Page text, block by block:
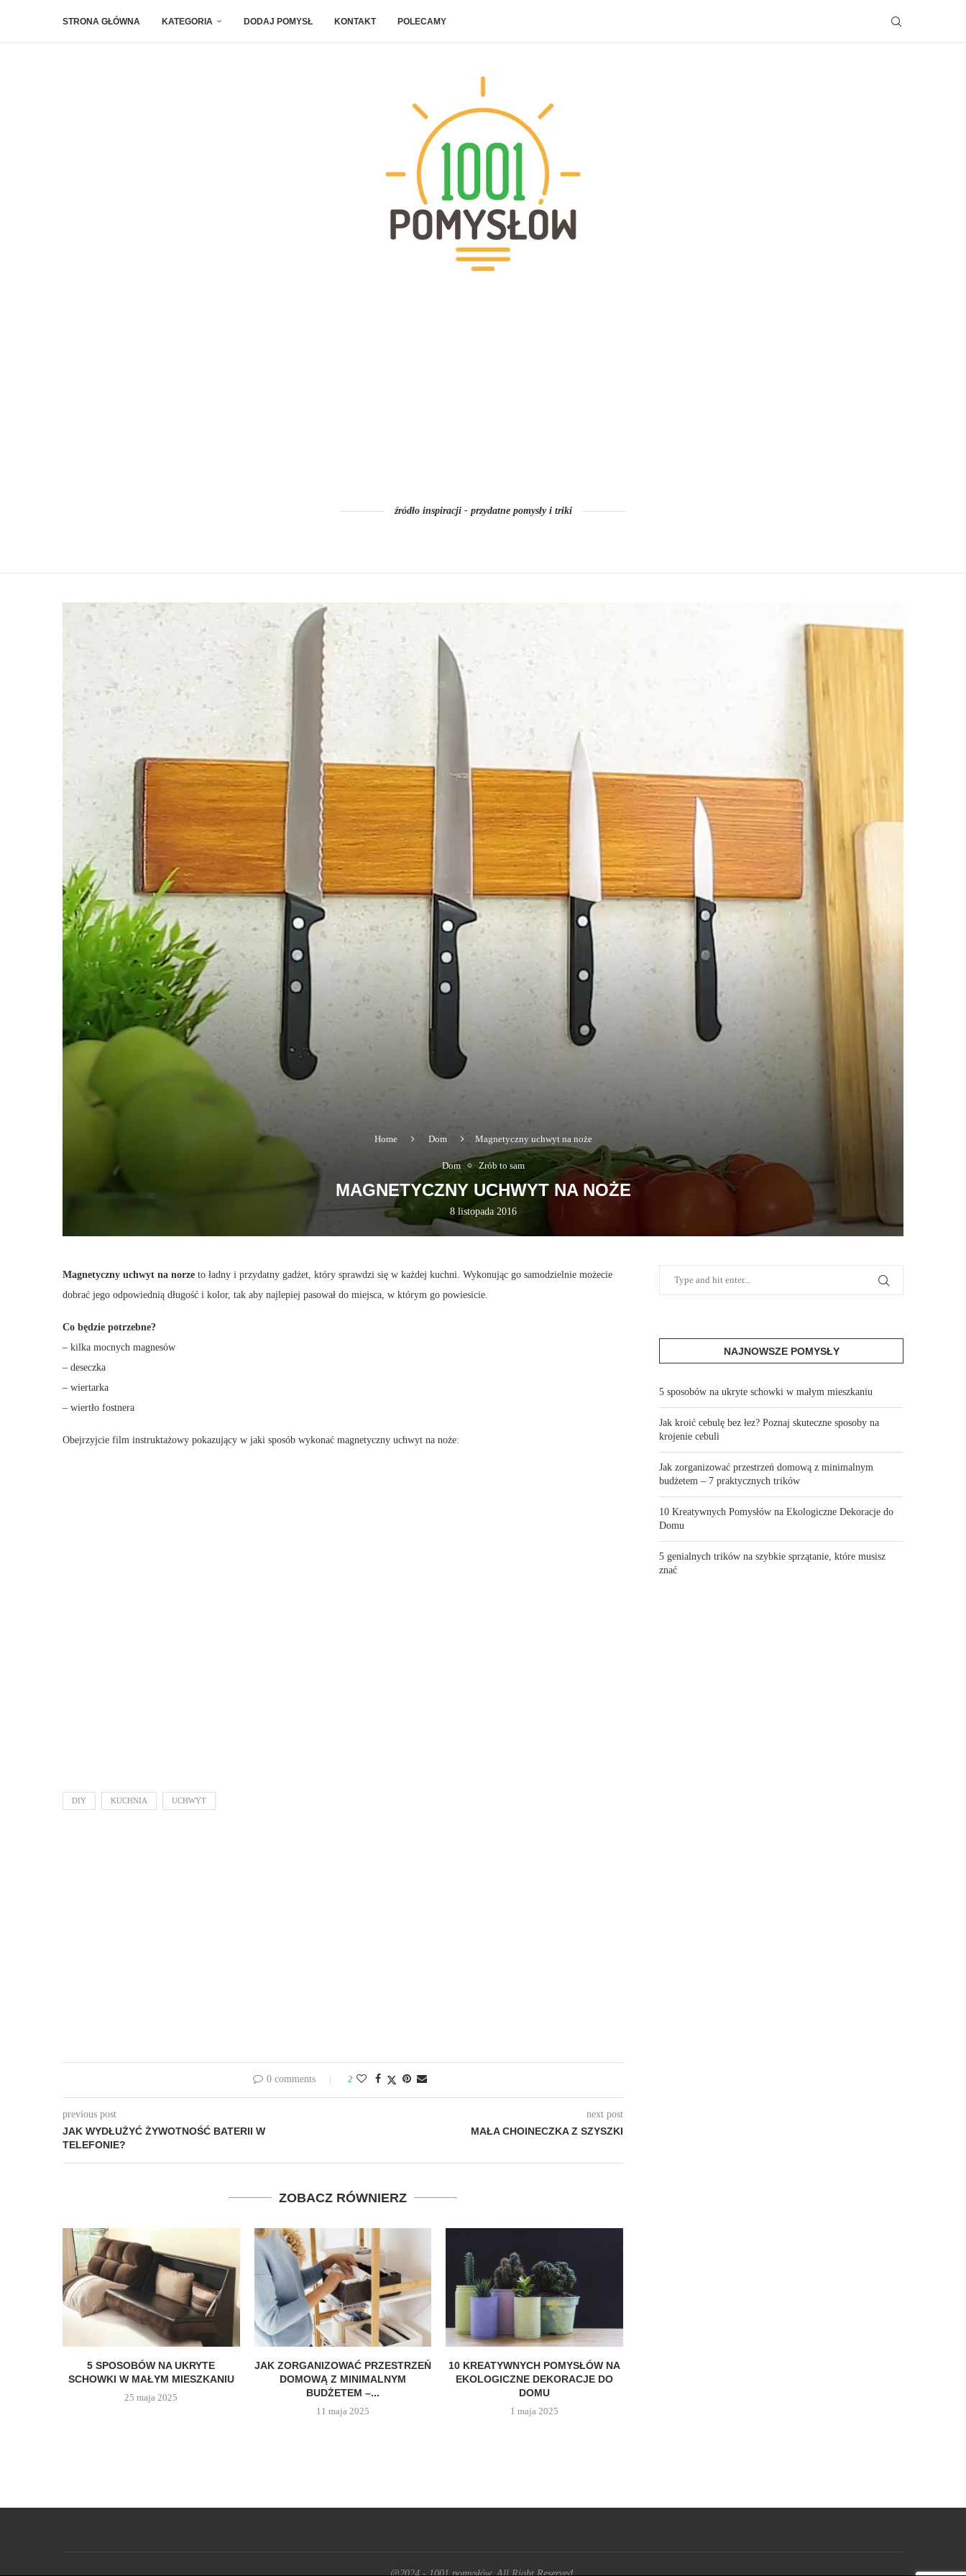
STRONA GŁÓWNA KATEGORIA DODAJ POMYSŁ KONTAKT POLECAMY
źródło inspiracji - przydatne pomysły i triki
Home Dom Magnetyczny uchwyt na noże
Dom Zrób to sam
MAGNETYCZNY UCHWYT NA NOŻE
8 listopada 2016
Magnetyczny uchwyt na norze to ładny i przydatny gadżet, który sprawdzi się w każdej kuchni. Wykonując go samodzielnie możecie
dobrać jego odpowiednią długość i kolor, tak aby najlepiej pasował do miejsca, w którym go powiesicie.
Co będzie potrzebne?
– kilka mocnych magnesów
– deseczka
– wiertarka
– wiertło fostnera
Obejrzyjcie film instruktażowy pokazujący w jaki sposób wykonać magnetyczny uchwyt na noże:
DIY KUCHNIA UCHWYT
0 comments 2
previous post
JAK WYDŁUŻYĆ ŻYWOTNOŚĆ BATERII W
TELEFONIE?
next post
MAŁA CHOINECZKA Z SZYSZKI
ZOBACZ RÓWNIERZ
5 SPOSOBÓW NA UKRYTE
SCHOWKI W MAŁYM MIESZKANIU
25 maja 2025
JAK ZORGANIZOWAĆ PRZESTRZEŃ
DOMOWĄ Z MINIMALNYM
BUDŻETEM –...
11 maja 2025
10 KREATYWNYCH POMYSŁÓW NA
EKOLOGICZNE DEKORACJE DO
DOMU
1 maja 2025
NAJNOWSZE POMYSŁY
5 sposobów na ukryte schowki w małym mieszkaniu
Jak kroić cebulę bez łez? Poznaj skuteczne sposoby na
krojenie cebuli
Jak zorganizować przestrzeń domową z minimalnym
budżetem – 7 praktycznych trików
10 Kreatywnych Pomysłów na Ekologiczne Dekoracje do
Domu
5 genialnych trików na szybkie sprzątanie, które musisz
znać
@2024 - 1001 pomysłów. All Right Reserved.